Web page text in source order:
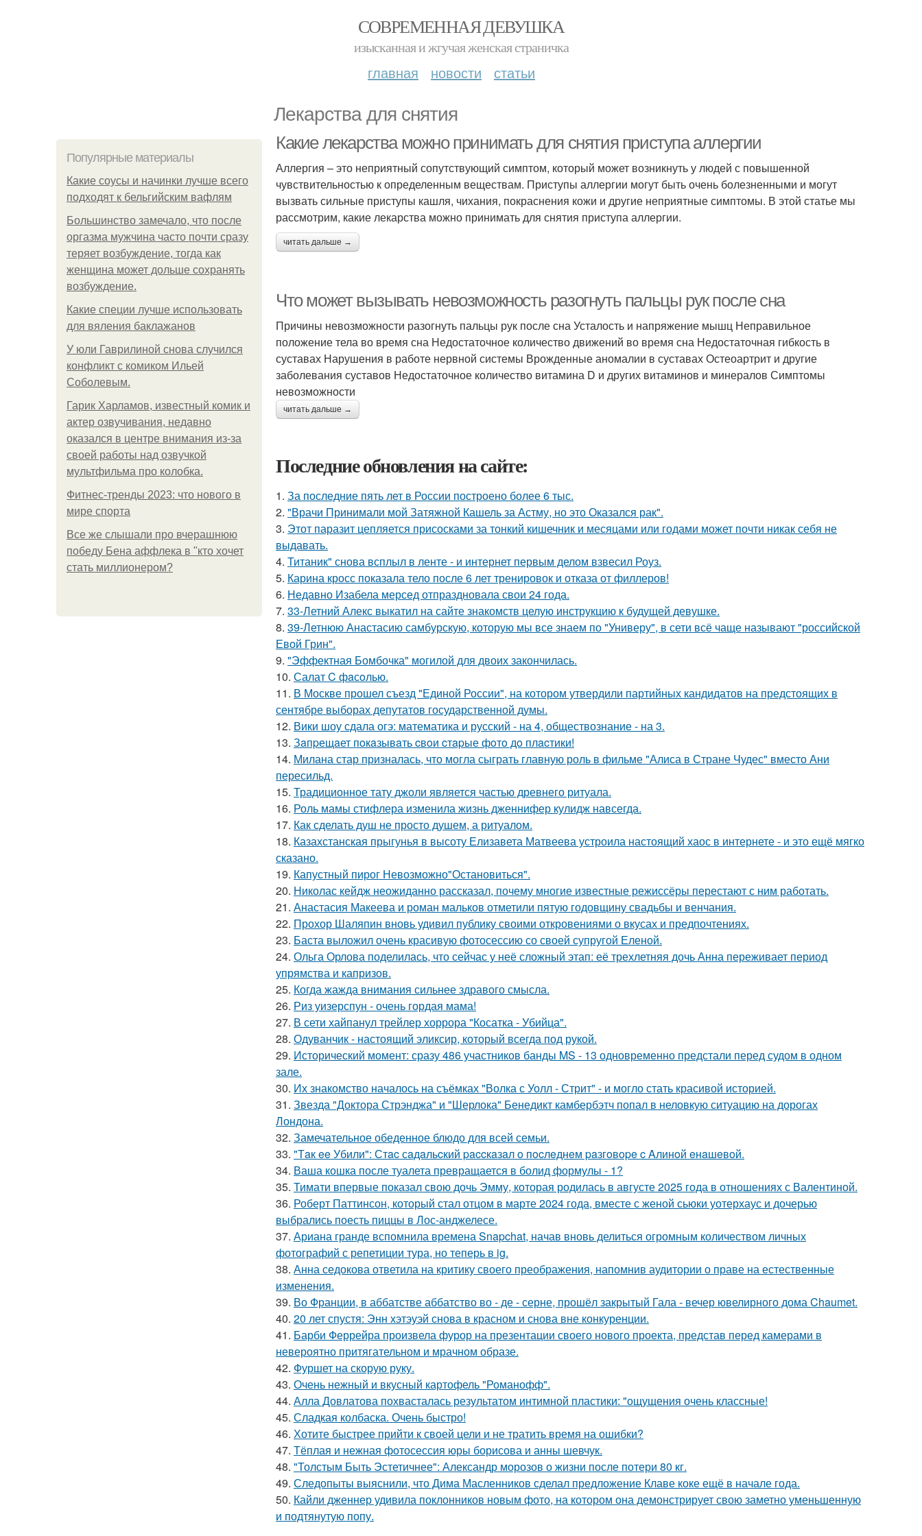
СОВРЕМЕННАЯ ДЕВУШКА
изысканная и жгучая женская страничка
главная новости статьи
Лекарства для снятия
Популярные материалы
Какие соусы и начинки лучше всего
подходят к бельгийским вафлям
Большинство замечало, что после
оргазма мужчина часто почти сразу
теряет возбуждение, тогда как
женщина может дольше сохранять
возбуждение.
Какие специи лучше использовать
для вяления баклажанов
У юли Гаврилиной снова случился
конфликт с комиком Ильей
Соболевым.
Гарик Харламов, известный комик и
актер озвучивания, недавно
оказался в центре внимания из-за
своей работы над озвучкой
мультфильма про колобка.
Фитнес-тренды 2023: что нового в
мире спорта
Все же слышали про вчерашнюю
победу Бена аффлека в "кто хочет
стать миллионером?
Какие лекарства можно принимать для снятия приступа аллергии
Аллергия – это неприятный сопутствующий симптом, который может возникнуть у людей с повышенной
чувствительностью к определенным веществам. Приступы аллергии могут быть очень болезненными и могут
вызвать сильные приступы кашля, чихания, покраснения кожи и другие неприятные симптомы. В этой статье мы
рассмотрим, какие лекарства можно принимать для снятия приступа аллергии.
читать дальше →
Что может вызывать невозможность разогнуть пальцы рук после сна
Причины невозможности разогнуть пальцы рук после сна Усталость и напряжение мышц Неправильное
положение тела во время сна Недостаточное количество движений во время сна Недостаточная гибкость в
суставах Нарушения в работе нервной системы Врожденные аномалии в суставах Остеоартрит и другие
заболевания суставов Недостаточное количество витамина D и других витаминов и минералов Симптомы
невозможности
читать дальше →
Последние обновления на сайте:
1. За последние пять лет в России построено более 6 тыс.
2. "Врачи Принимали мой Затяжной Кашель за Астму, но это Оказался рак".
3. Этот паразит цепляется присосками за тонкий кишечник и месяцами или годами может почти никак себя не
выдавать.
4. Титаник" снова всплыл в ленте - и интернет первым делом взвесил Роуз.
5. Карина кросс показала тело после 6 лет тренировок и отказа от филлеров!
6. Недавно Изабела мерсед отпраздновала свои 24 года.
7. 33-Летний Алекс выкатил на сайте знакомств целую инструкцию к будущей девушке.
8. 39-Летнюю Анастасию самбурскую, которую мы все знаем по "Универу", в сети всё чаще называют "российской
Евой Грин".
9. "Эффектная Бомбочка" могилой для двоих закончилась.
10. Салат C фaсoлью.
11. В Москве прошел съезд "Единой России", на котором утвердили партийных кандидатов на предстоящих в
сентябре выборах депутатов государственной думы.
12. Вики шоу сдала огэ: математика и русский - на 4, обществознание - на 3.
13. Зaпpещaет пoкaзывaть cвoи cтapые фoтo дo плacтики!
14. Милана стар призналась, что могла сыграть главную роль в фильме "Алиса в Стране Чудес" вместо Ани
пересильд.
15. Традиционное тату джоли является частью древнего ритуала.
16. Роль мамы стифлера изменила жизнь дженнифер кулидж навсегда.
17. Как сделать душ не просто душем, а ритуалом.
18. Казахстанская прыгунья в высоту Елизавета Матвеева устроила настоящий хаос в интернете - и это ещё мягко
сказано.
19. Капустный пирог Невозможно"Остановиться".
20. Николас кейдж неожиданно рассказал, почему многие известные режиссёры перестают с ним работать.
21. Анастасия Макеева и роман мальков отметили пятую годовщину свадьбы и венчания.
22. Прохор Шаляпин вновь удивил публику своими откровениями о вкусах и предпочтениях.
23. Баста выложил очень красивую фотосессию со своей супругой Еленой.
24. Ольга Орлова поделилась, что сейчас у неё сложный этап: её трехлетняя дочь Анна переживает период
упрямства и капризов.
25. Когда жажда внимания сильнее здравого смысла.
26. Риз уизерспун - очень гордая мама!
27. В сети хайпанул трейлер хоррора "Косатка - Убийца".
28. Одуванчик - настоящий эликсир, который всегда под рукой.
29. Исторический момент: сразу 486 участников банды MS - 13 одновременно предстали перед судом в одном
зале.
30. Их знакомство началось на съёмках "Волка с Уолл - Стрит" - и могло стать красивой историей.
31. Звезда "Доктора Стрэнджа" и "Шерлока" Бенедикт камбербэтч попал в неловкую ситуацию на дорогах
Лондона.
32. Замечательное обеденное блюдо для всей семьи.
33. "Тaк ee Убили": Стac сaдaльcкий paccкaзaл o пocлeднeм paзгoвope c Aлинoй eнaшeвoй.
34. Ваша кошка после туалета превращается в болид формулы - 1?
35. Тимати впервые показал свою дочь Эмму, которая родилась в августе 2025 года в отношениях с Валентиной.
36. Роберт Паттинсон, который стал отцом в марте 2024 года, вместе с женой сьюки уотерхаус и дочерью
выбрались поесть пиццы в Лос-анджелесе.
37. Ариана гранде вспомнила времена Snapchat, начав вновь делиться огромным количеством личных
фотографий с репетиции тура, но теперь в ig.
38. Анна седокова ответила на критику своего преображения, напомнив аудитории о праве на естественные
изменения.
39. Во Франции, в аббатстве аббатство во - де - серне, прошёл закрытый Гала - вечер ювелирного дома Chaumet.
40. 20 лет спустя: Энн хэтэуэй снова в красном и снова вне конкуренции.
41. Барби Феррейра произвела фурор на презентации своего нового проекта, представ перед камерами в
невероятно притягательном и мрачном образе.
42. Фуршет на скорую руку.
43. Очень нежный и вкусный картофель "Романофф".
44. Алла Довлатова похвасталась результатом интимной пластики: "ощущения очень классные!
45. Сладкая колбаска. Очень быстро!
46. Хотите быстрее прийти к своей цели и не тратить время на ошибки?
47. Тёплая и нежная фотосессия юры борисова и анны шевчук.
48. "Толстым Быть Эстетичнее": Александр морозов о жизни после потери 80 кг.
49. Следопыты выяснили, что Дима Масленников сделал предложение Клаве коке ещё в начале года.
50. Кайли дженнер удивила поклонников новым фото, на котором она демонстрирует свою заметно уменьшенную
и подтянутую попу.